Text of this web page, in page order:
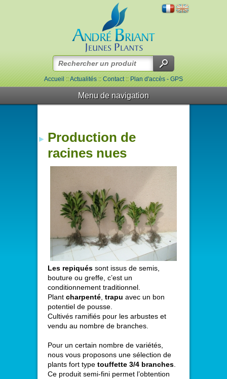
Accueil::Actualités::Contact::Plan d'accès - GPS
Menu de navigation
Production de
racines nues
Les repiqués sont issus de semis,
bouture ou greffe, c’est un
conditionnement traditionnel.
Plant charpenté, trapu avec un bon
potentiel de pousse.
Cultivés ramifiés pour les arbustes et
vendu au nombre de branches.
Pour un certain nombre de variétés,
nous vous proposons une sélection de
plants fort type touffette 3/4 branches.
Ce produit semi-fini permet l’obtention